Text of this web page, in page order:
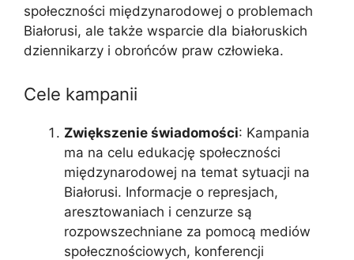
społeczności międzynarodowej o problemach
Białorusi, ale także wsparcie dla białoruskich
dziennikarzy i obrońców praw człowieka.
Cele kampanii
Zwiększenie świadomości: Kampania
ma na celu edukację społeczności
międzynarodowej na temat sytuacji na
Białorusi. Informacje o represjach,
aresztowaniach i cenzurze są
rozpowszechniane za pomocą mediów
społecznościowych, konferencji